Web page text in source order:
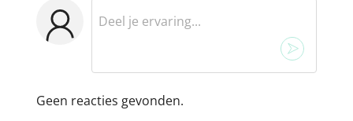
Geen reacties gevonden.